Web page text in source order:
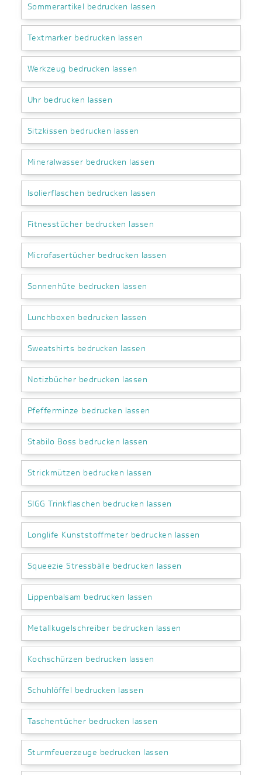
Sommerartikel bedrucken lassen
Textmarker bedrucken lassen
Werkzeug bedrucken lassen
Uhr bedrucken lassen
Sitzkissen bedrucken lassen
Mineralwasser bedrucken lassen
Isolierflaschen bedrucken lassen
Fitnesstücher bedrucken lassen
Microfasertücher bedrucken lassen
Sonnenhüte bedrucken lassen
Lunchboxen bedrucken lassen
Sweatshirts bedrucken lassen
Notizbücher bedrucken lassen
Pfefferminze bedrucken lassen
Stabilo Boss bedrucken lassen
Strickmützen bedrucken lassen
SIGG Trinkflaschen bedrucken lassen
Longlife Kunststoffmeter bedrucken lassen
Squeezie Stressbälle bedrucken lassen
Lippenbalsam bedrucken lassen
Metallkugelschreiber bedrucken lassen
Kochschürzen bedrucken lassen
Schuhlöffel bedrucken lassen
Taschentücher bedrucken lassen
Sturmfeuerzeuge bedrucken lassen